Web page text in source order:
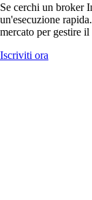
Se cerchi un broker
un'esecuzione
mercato per gestire
Iscriviti ora